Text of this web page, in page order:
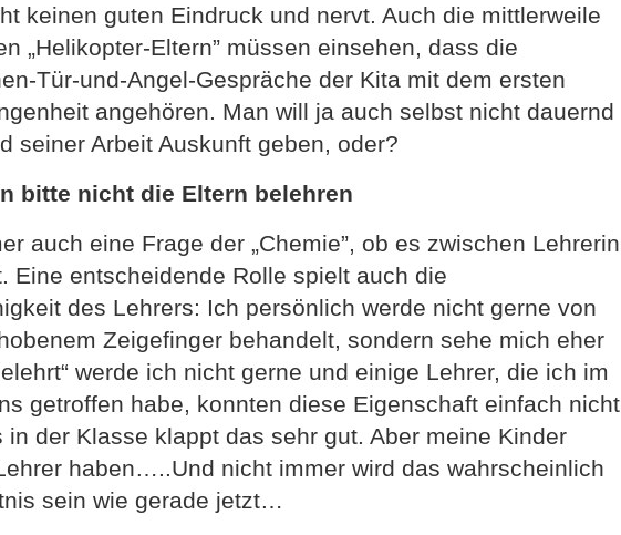
keinen guten Eindruck und nervt. Auch die mittlerweile
„Helikopter-Eltern” müssen einsehen, dass die
Tür-und-Angel-Gespräche der Kita mit dem ersten
angehören. Man will ja auch selbst nicht dauernd
seiner Arbeit Auskunft geben, oder?
bitte nicht die Eltern belehren
auch eine Frage der „Chemie”, ob es zwischen Lehrerin
Eine entscheidende Rolle spielt auch die
des Lehrers: Ich persönlich werde nicht gerne von
Zeigefinger behandelt, sondern sehe mich eher
werde ich nicht gerne und einige Lehrer, die ich im
getroffen habe, konnten diese Eigenschaft einfach nicht
in der Klasse klappt das sehr gut. Aber meine Kinder
haben…..Und nicht immer wird das wahrscheinlich
sein wie gerade jetzt…